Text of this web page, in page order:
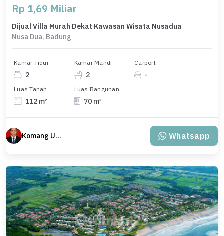
Rp 1,69 Miliar
Dijual Villa Murah Dekat Kawasan Wisata Nusadua
Nusa Dua, Badung
Kamar Tidur
2
Kamar Mandi
2
Carport
-
Luas Tanah
112 m²
Luas Bangunan
70 m²
Komang Udiana Whatsapp